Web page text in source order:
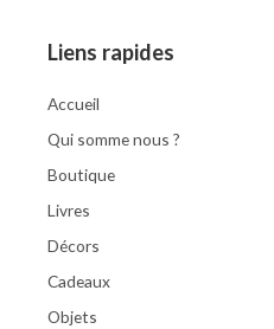
Liens rapides
Accueil
Qui somme nous ?
Boutique
Livres
Décors
Cadeaux
Objets